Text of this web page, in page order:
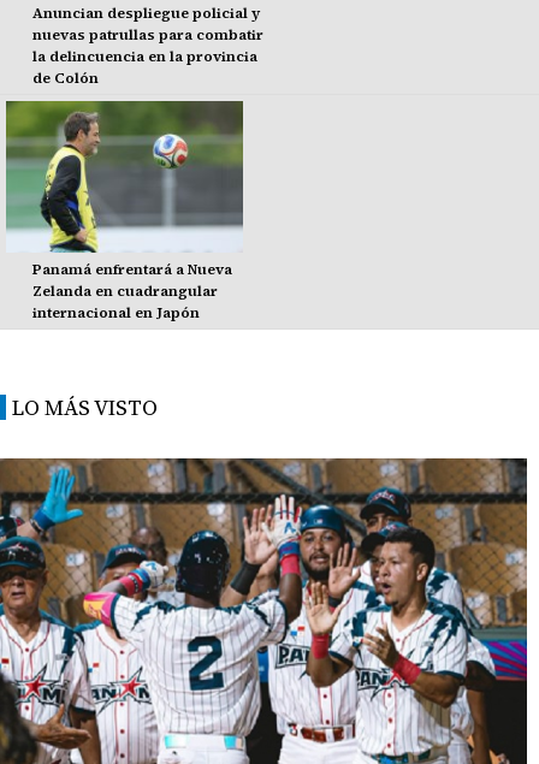
Anuncian despliegue policial y
nuevas patrullas para combatir
la delincuencia en la provincia
de Colón
Panamá enfrentará a Nueva
Zelanda en cuadrangular
internacional en Japón
LO MÁS VISTO